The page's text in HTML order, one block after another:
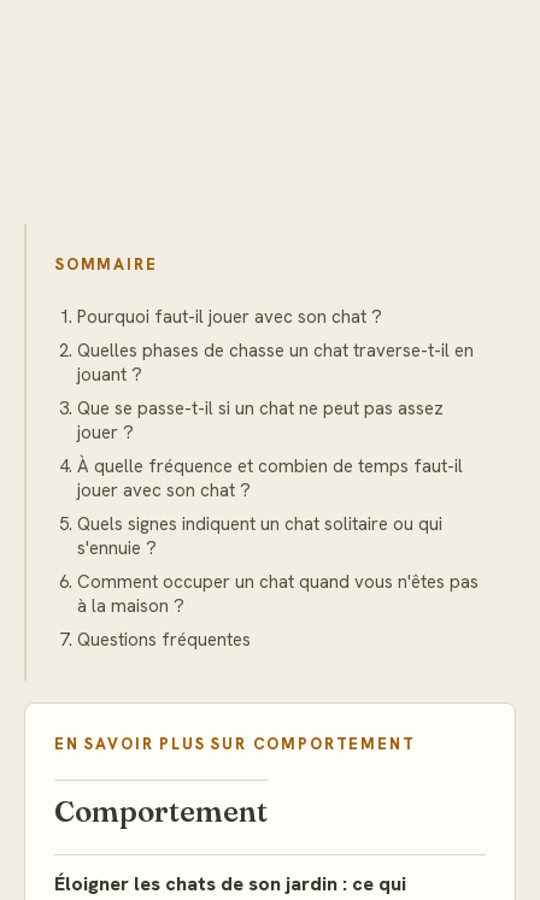
SOMMAIRE
Pourquoi faut-il jouer avec son chat ?
Quelles phases de chasse un chat traverse-t-il en
jouant ?
Que se passe-t-il si un chat ne peut pas assez
jouer ?
À quelle fréquence et combien de temps faut-il
jouer avec son chat ?
Quels signes indiquent un chat solitaire ou qui
s'ennuie ?
Comment occuper un chat quand vous n'êtes pas
à la maison ?
Questions fréquentes
EN SAVOIR PLUS SUR COMPORTEMENT
Comportement
Éloigner les chats de son jardin : ce qui